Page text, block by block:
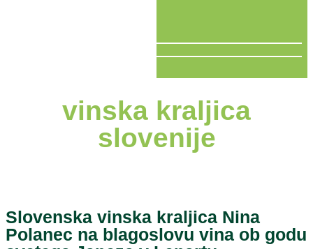
vinska kraljica
slovenije
Slovenska vinska kraljica Nina
Polanec na blagoslovu vina ob godu